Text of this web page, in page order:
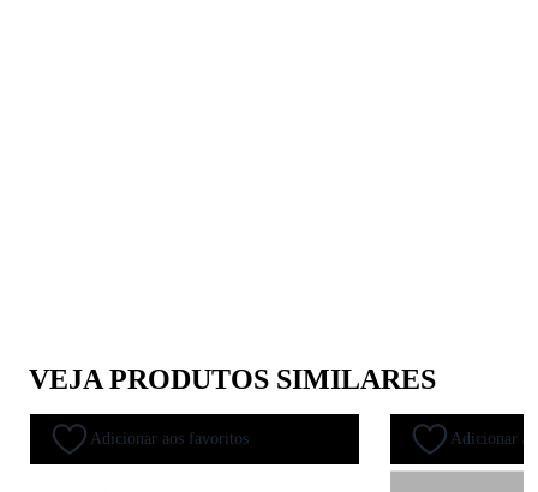
VEJA PRODUTOS SIMILARES
Adicionar aos favoritos Adicionar